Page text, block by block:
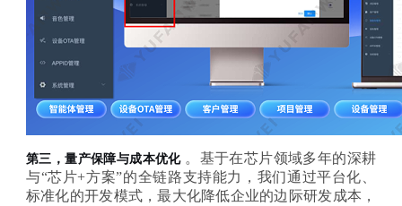
第三，量产保障与成本优化 。基于在芯片领域多年的深耕
与“芯片+方案”的全链路支持能力，我们通过平台化、
标准化的开发模式，最大化降低企业的边际研发成本，